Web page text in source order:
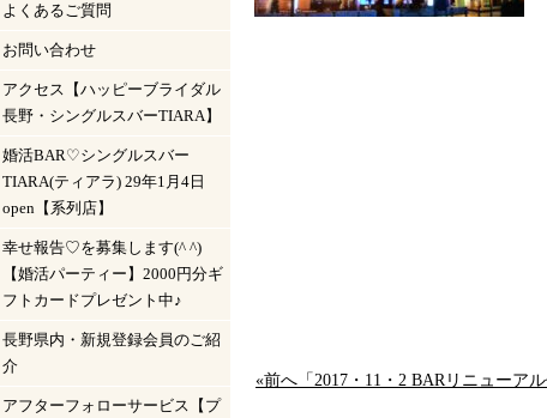
«前へ「2017・11・2 BARリニューア
よくあるご質問
お問い合わせ
アクセス【ハッピーブライダル
長野・シングルスバーTIARA】
婚活BAR♡シングルスバー
TIARA(ティアラ) 29年1月4日
open【系列店】
幸せ報告♡を募集します(^ ^)
【婚活パーティー】2000円分ギ
フトカードプレゼント中♪
長野県内・新規登録会員のご紹
介
アフターフォローサービス【プ